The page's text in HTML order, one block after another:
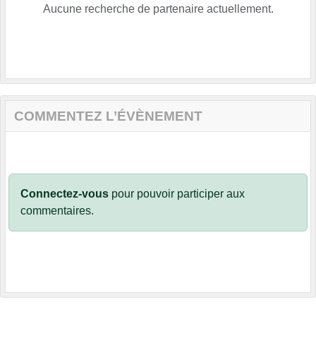
Aucune recherche de partenaire actuellement.
COMMENTEZ L’ÉVÈNEMENT
Connectez-vous pour pouvoir participer aux
commentaires.